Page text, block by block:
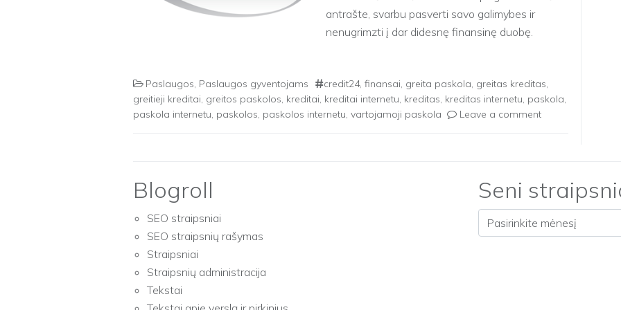
antrašte, svarbu pasverti savo galimybes ir
nenugrimzti į dar didesnę finansinę duobę.
Paslaugos, Paslaugos gyventojams credit24, finansai, greita paskola, greitas kreditas,
greitieji kreditai, greitos paskolos, kreditai, kreditai internetu, kreditas, kreditas internetu, paskola,
paskola internetu, paskolos, paskolos internetu, vartojamoji paskola Leave a comment
Blogroll
SEO straipsniai
SEO straipsnių rašymas
Straipsniai
Straipsnių administracija
Tekstai
Seni
Seni straipsniai